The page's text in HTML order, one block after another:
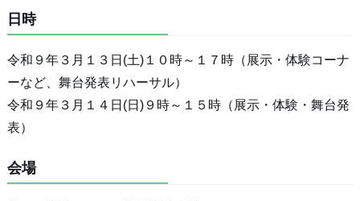
日時
令和９年３月１３日(土)１０時～１７時（展示・体験コーナ
ーなど、舞台発表リハーサル）
令和９年３月１４日(日)９時～１５時（展示・体験・舞台発
表）
会場